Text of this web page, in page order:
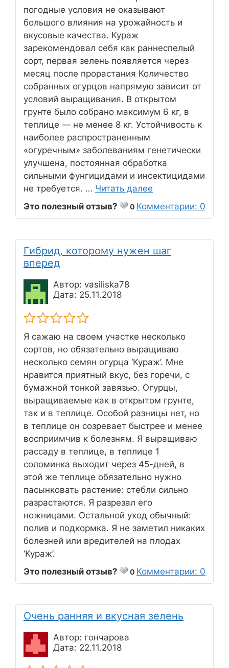
погодные условия не оказывают
большого влияния на урожайность и
вкусовые качества. Кураж
зарекомендовал себя как раннеспелый
сорт, первая зелень появляется через
месяц после прорастания Количество
собранных огурцов напрямую зависит от
условий выращивания. В открытом
грунте было собрано максимум 6 кг, в
теплице — не менее 8 кг. Устойчивость к
наиболее распространенным
«огуречным» заболеваниям генетически
улучшена, постоянная обработка
сильными фунгицидами и инсектицидами
не требуется. … Читать далее
Это полезный отзыв?
0 Комментарии: 0
Гибрид, которому нужен шаг
вперед
Автор: vasiliska78
Дата: 25.11.2018
Я сажаю на своем участке несколько
сортов, но обязательно выращиваю
несколько семян огурца ‘Кураж’. Мне
нравится приятный вкус, без горечи, с
бумажной тонкой завязью. Огурцы,
выращиваемые как в открытом грунте,
так и в теплице. Особой разницы нет, но
в теплице он созревает быстрее и менее
восприимчив к болезням. Я выращиваю
рассаду в теплице, в теплице 1
соломинка выходит через 45-дней, в
этой же теплице обязательно нужно
пасынковать растение: стебли сильно
разрастаются. Я разрезал его
ножницами. Остальной уход обычный:
полив и подкормка. Я не заметил никаких
болезней или вредителей на плодах
‘Кураж’.
Это полезный отзыв?
0 Комментарии: 0
Очень ранняя и вкусная зелень
Автор: гончарова
Дата: 22.11.2018